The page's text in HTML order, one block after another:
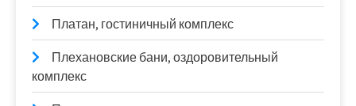
Платан, гостиничный комплекс
Плехановские бани, оздоровительный
комплекс